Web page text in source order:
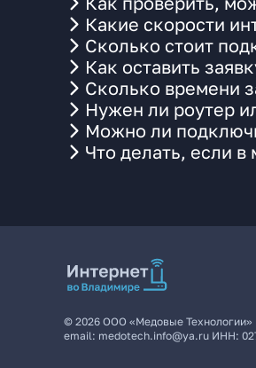
Какие скорости
Сколько стоит
Как оставить
Сколько времени
Нужен ли роутер
Можно ли
Что делать, если
© 2026 ООО «Медовые Технологии»
email: medotech.info@ya.ru ИНН: